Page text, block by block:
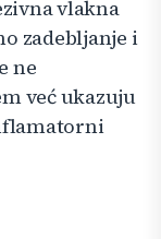
vlakna
zadebljanje i
ne
već ukazuju